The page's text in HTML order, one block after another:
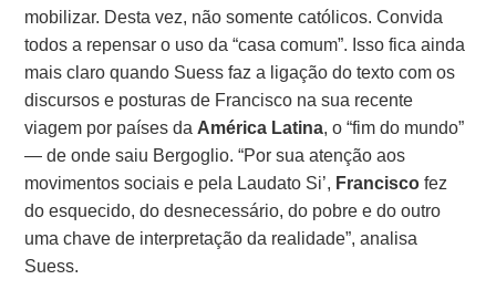
mobilizar. Desta vez, não somente católicos. Convida
todos a repensar o uso da “casa comum”. Isso fica ainda
mais claro quando Suess faz a ligação do texto com os
discursos e posturas de Francisco na sua recente
viagem por países da América Latina, o “fim do mundo”
— de onde saiu Bergoglio. “Por sua atenção aos
movimentos sociais e pela Laudato Si’, Francisco fez
do esquecido, do desnecessário, do pobre e do outro
uma chave de interpretação da realidade”, analisa
Suess.